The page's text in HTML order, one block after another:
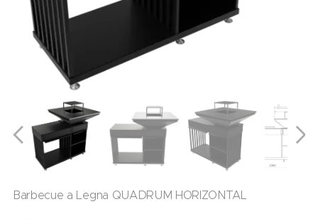
Barbecue a Legna QUADRUM HORIZONTAL